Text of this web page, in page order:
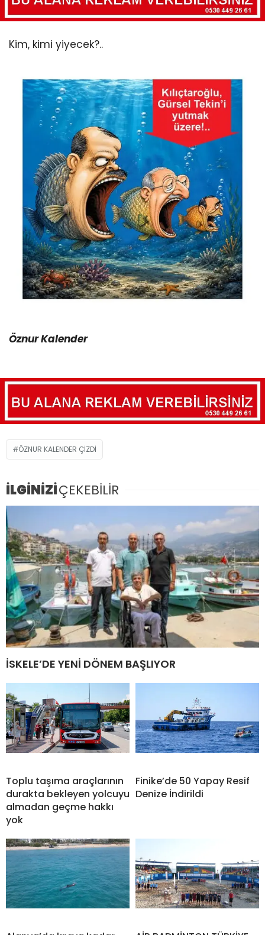
Kim, kimi yiyecek?..
Öznur Kalender
ÖZNUR KALENDER ÇIZDI
İLGİNİZİÇEKEBİLİR
İSKELE’DE YENİ DÖNEM BAŞLIYOR
Toplu taşıma araçlarının
durakta bekleyen yolcuyu
almadan geçme hakkı
yok
Finike’de 50 Yapay Resif
Denize İndirildi